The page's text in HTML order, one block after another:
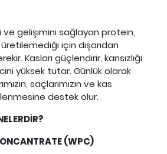
ve gelişimini sağlayan protein,
için dışarıdan
Kasları güçlendirir, kansızlığı
yüksek tutar. Günlük olarak
saçlarımızın ve kas
destek olur.
(WPC)